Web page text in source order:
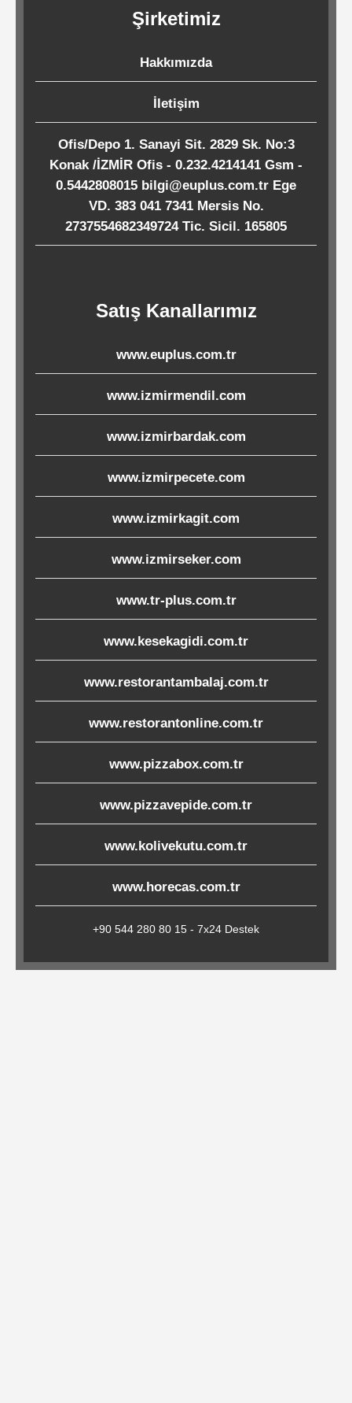
Kağıtları
Endüstriyel
Temizlik
Köpük
Kaseler
Tabaklar
Ürünleri
Melamin
Ürünler
Porselen-
Seramik
Cam
Ürünler
Çöp
Torbaları
Tepsi
Altlıkları
Servisler
Şirketimiz
Hakkımızda
İletişim
Ofis/Depo 1. Sanayi Sit. 2829 Sk. No:3
Konak /İZMİR Ofis - 0.232.4214141 Gsm -
0.5442808015 bilgi@euplus.com.tr Ege
VD. 383 041 7341 Mersis No.
2737554682349724 Tic. Sicil. 165805
Satış Kanallarımız
www.euplus.com.tr
www.izmirmendil.com
www.izmirbardak.com
www.izmirpecete.com
www.izmirkagit.com
www.izmirseker.com
www.tr-plus.com.tr
www.kesekagidi.com.tr
www.restorantambalaj.com.tr
www.restorantonline.com.tr
www.pizzabox.com.tr
www.pizzavepide.com.tr
www.kolivekutu.com.tr
www.horecas.com.tr
+90 544 280 80 15 - 7x24 Destek